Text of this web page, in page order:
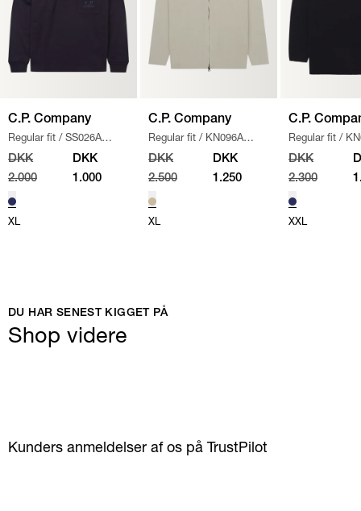
C.P. Company
Regular fit / SS026A
005086W SWEATSHIRT
DKK
2.000
DKK
1.000
XL
C.P. Company
Regular fit / KN096A
110560A STRIK / SAND
DKK
2.500
DKK
1.250
XL
C.P.
Regular fit /
/ NAVY
DKK
2.300
XXL
DU HAR SENEST KIGGET PÅ
Shop videre
Kunders anmeldelser af os på TrustPilot